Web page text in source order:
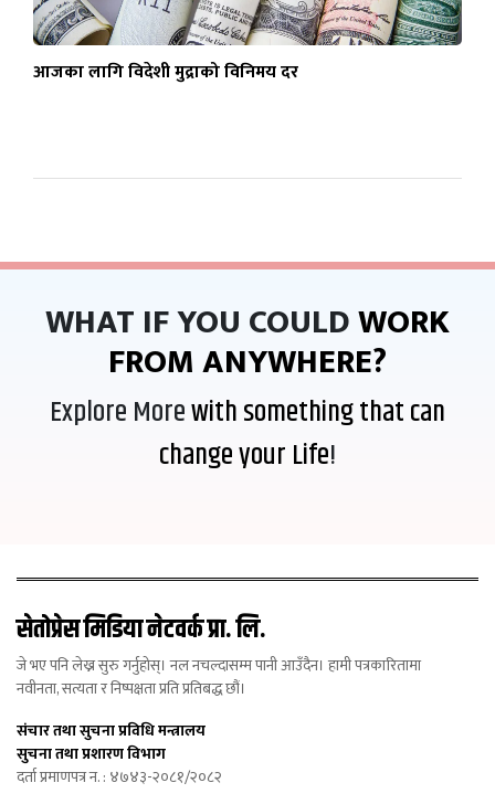
आजका लागि विदेशी मुद्राको विनिमय दर
WHAT IF YOU COULDWORK
FROM ANYWHERE?
Explore Morewith something that can
change your Life!
सेतोप्रेस मिडिया नेटवर्क प्रा. लि.
जे भए पनि लेख्न सुरु गर्नुहोस्। नल नचल्दासम्म पानी आउँदैन। हामी पत्रकारितामा
नवीनता, सत्यता र निष्पक्षता प्रति प्रतिबद्ध छौं।
संचार तथा सुचना प्रविधि मन्त्रालय
सुचना तथा प्रशारण विभाग
दर्ता प्रमाणपत्र न. : ४७४३-२०८१/२०८२